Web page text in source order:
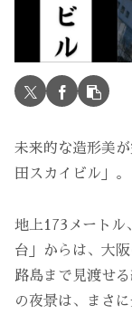
未来的な造形美
田スカイビル」。
地上173メートル
台」からは、大
路島まで見渡せ
の夜景は、まさに